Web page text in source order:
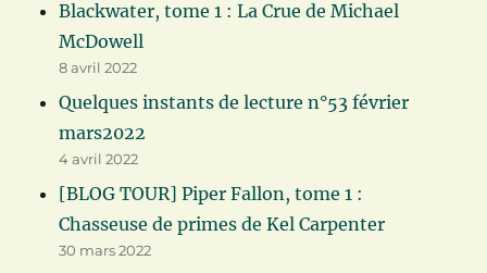
Blackwater, tome 1 : La Crue de Michael
McDowell
8 avril 2022
Quelques instants de lecture n°53 février
mars2022
4 avril 2022
[BLOG TOUR] Piper Fallon, tome 1 :
Chasseuse de primes de Kel Carpenter
30 mars 2022